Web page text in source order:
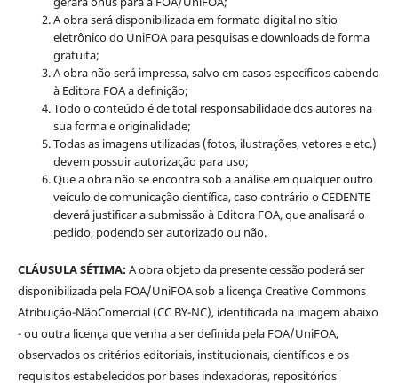
A obra será disponibilizada em formato digital no sítio
eletrônico do UniFOA para pesquisas e downloads de forma
gratuita;
A obra não será impressa, salvo em casos específicos cabendo
à Editora FOA a definição;
Todo o conteúdo é de total responsabilidade dos autores na
sua forma e originalidade;
Todas as imagens utilizadas (fotos, ilustrações, vetores e etc.)
devem possuir autorização para uso;
Que a obra não se encontra sob a análise em qualquer outro
veículo de comunicação científica, caso contrário o CEDENTE
deverá justificar a submissão à Editora FOA, que analisará o
pedido, podendo ser autorizado ou não.
CLÁUSULA SÉTIMA:A obra objeto da presente cessão poderá ser
disponibilizada pela FOA/UniFOA sob a licença Creative Commons
Atribuição-NãoComercial (CC BY-NC), identificada na imagem abaixo
- ou outra licença que venha a ser definida pela FOA/UniFOA,
observados os critérios editoriais, institucionais, científicos e os
requisitos estabelecidos por bases indexadoras, repositórios